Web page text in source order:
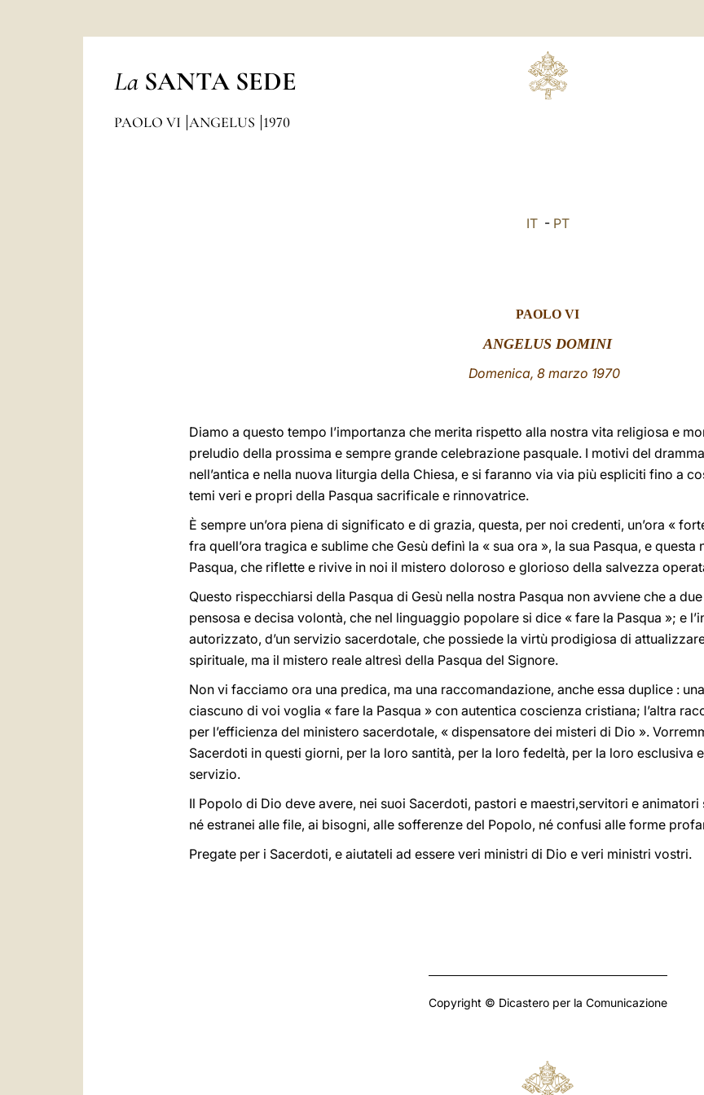
La SANTA SEDE
PAOLO VI ANGELUS 1970
IT- PT
PAOLO VI
ANGELUS DOMINI
Domenica, 8 marzo 1970
Diamo a questo tempo l’importanza che merita rispetto alla nostra vita religiosa e
preludio della prossima e sempre grande celebrazione pasquale. I motivi del
nell’antica e nella nuova liturgia della Chiesa, e si faranno via via più espliciti fino a
temi veri e propri della Pasqua sacrificale e rinnovatrice.
È sempre un’ora piena di significato e di grazia, questa, per noi credenti, un’ora «
fra quell’ora tragica e sublime che Gesù definì la « sua ora », la sua Pasqua, e
Pasqua, che riflette e rivive in noi il mistero doloroso e glorioso della salvezza
Questo rispecchiarsi della Pasqua di Gesù nella nostra Pasqua non avviene che a
pensosa e decisa volontà, che nel linguaggio popolare si dice « fare la Pasqua »; e
autorizzato, d’un servizio sacerdotale, che possiede la virtù prodigiosa di
spirituale, ma il mistero reale altresì della Pasqua del Signore.
Non vi facciamo ora una predica, ma una raccomandazione, anche essa duplice :
ciascuno di voi voglia « fare la Pasqua » con autentica coscienza cristiana; l’altra
per l’efficienza del ministero sacerdotale, « dispensatore dei misteri di Dio ».
Sacerdoti in questi giorni, per la loro santità, per la loro fedeltà, per la loro esclusiva
servizio.
Il Popolo di Dio deve avere, nei suoi Sacerdoti, pastori e maestri,servitori e
né estranei alle file, ai bisogni, alle sofferenze del Popolo, né confusi alle forme
Pregate per i Sacerdoti, e aiutateli ad essere veri ministri di Dio e veri ministri vostri.
Copyright © Dicastero per la Comunicazione